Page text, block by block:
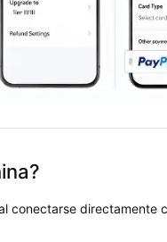
conectarse